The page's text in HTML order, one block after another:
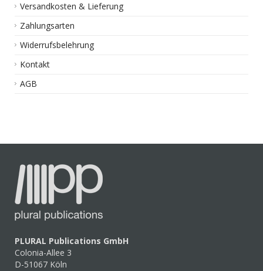
Versandkosten & Lieferung
Zahlungsarten
Widerrufsbelehrung
Kontakt
AGB
PLURAL Publications GmbH
Colonia-Allee 3
D-51067 Köln